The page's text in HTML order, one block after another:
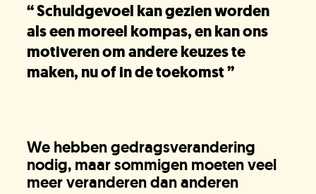
“Schuldgevoel kan gezien worden
als een moreel kompas, en kan ons
motiveren om andere keuzes te
maken, nu of in de toekomst”
We hebben gedragsverandering
nodig, maar sommigen moeten veel
meer veranderen dan anderen